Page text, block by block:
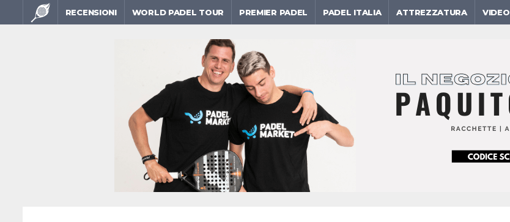
RECENSIONI WORLD PADEL TOUR PREMIER PADEL PADEL ITALIA ATTREZZATURA VIDEO